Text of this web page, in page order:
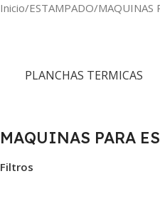
Inicio ESTAMPADO MAQUINAS
PLANCHAS TERMICAS
MAQUINAS PARA
Filtros